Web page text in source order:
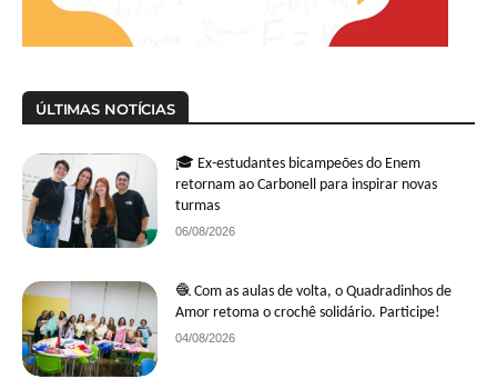
ÚLTIMAS NOTÍCIAS
🎓 Ex-estudantes bicampeões do Enem
retornam ao Carbonell para inspirar novas
turmas
06/08/2026
🧶 Com as aulas de volta, o Quadradinhos de
Amor retoma o crochê solidário. Participe!
04/08/2026